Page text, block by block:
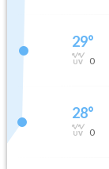
29°
0
28°
0